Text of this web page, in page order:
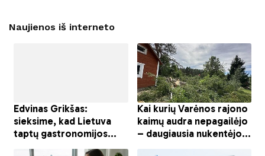
Naujienos iš interneto